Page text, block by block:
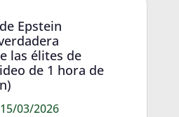
Epstein
las élites de
de 1 hora de
03/2026